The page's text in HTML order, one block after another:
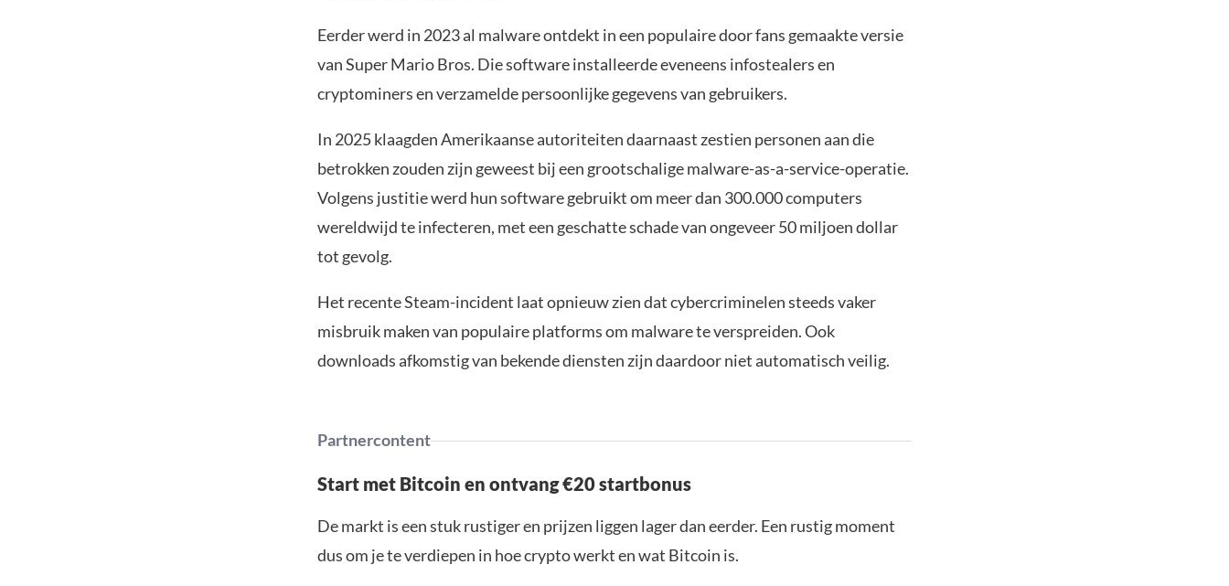
Eerder werd in 2023 al malware ontdekt in een populaire door fans gemaakte versie
van Super Mario Bros. Die software installeerde eveneens infostealers en
cryptominers en verzamelde persoonlijke gegevens van gebruikers.
In 2025 klaagden Amerikaanse autoriteiten daarnaast zestien personen aan die
betrokken zouden zijn geweest bij een grootschalige malware-as-a-service-operatie.
Volgens justitie werd hun software gebruikt om meer dan 300.000 computers
wereldwijd te infecteren, met een geschatte schade van ongeveer 50 miljoen dollar
tot gevolg.
Het recente Steam-incident laat opnieuw zien dat cybercriminelen steeds vaker
misbruik maken van populaire platforms om malware te verspreiden. Ook
downloads afkomstig van bekende diensten zijn daardoor niet automatisch veilig.
Partnercontent
Start met Bitcoin en ontvang €20 startbonus
De markt is een stuk rustiger en prijzen liggen lager dan eerder. Een rustig moment
dus om je te verdiepen in hoe crypto werkt en wat Bitcoin is.